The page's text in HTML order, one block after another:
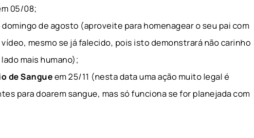
05/08;
de agosto (aproveite para homenagear o seu pai com
mesmo se já falecido, pois isto demonstrará não carinho
mais humano);
de Sangueem 25/11 (nesta data uma ação muito legal é
para doarem sangue, mas só funciona se for planejada com